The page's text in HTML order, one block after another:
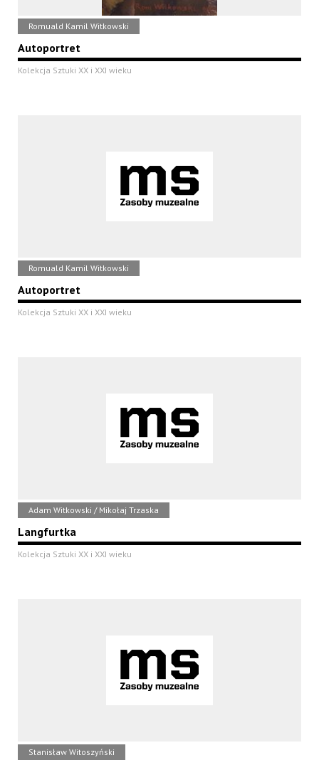
Romuald Kamil Witkowski
Autoportret
Kolekcja Sztuki XX i XXI wieku
Romuald Kamil Witkowski
Autoportret
Kolekcja Sztuki XX i XXI wieku
Adam Witkowski / Mikołaj Trzaska
Langfurtka
Kolekcja Sztuki XX i XXI wieku
Stanisław Witoszyński